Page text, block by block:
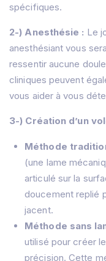
spécifiques.
2-) Anesthésie : Le
anesthésiant vous
ressentir aucune
cliniques peuvent
vous aider à vous
3-) Création d’un
Méthode
(une lame
articulé sur la
doucement replié
jacent.
Méthode sans
utilisé pour créer
précision. Cette